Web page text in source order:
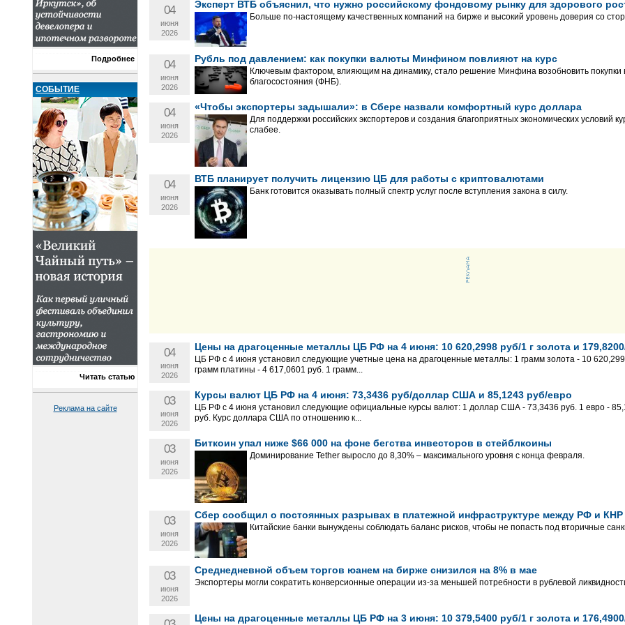
Подробнее
СОБЫТИЕ
Читать статью
Реклама на сайте
04
июня
2026
Эксперт ВТБ объяснил, что нужно российскому фондовому рынку для здорового
Больше по-настоящему качественных компаний на бирже и высокий уровень доверия со
04
июня
2026
Рубль под давлением: как покупки валюты Минфином повлияют на курс
Ключевым фактором, влияющим на динамику, стало решение Минфина возобновить
благосостояния (ФНБ).
04
июня
2026
«Чтобы экспортеры задышали»: в Сбере назвали комфортный курс доллара
Для поддержки российских экспортеров и создания благоприятных экономических условий
слабее.
04
июня
2026
ВТБ планирует получить лицензию ЦБ для работы с криптовалютами
Банк готовится оказывать полный спектр услуг после вступления закона в силу.
04
июня
2026
Цены на драгоценные металлы ЦБ РФ на 4 июня: 10 620,2998 руб/1 г золота и
ЦБ РФ с 4 июня установил следующие учетные цена на драгоценные металлы: 1 грамм золота - 10
грамм платины - 4 617,0601 руб. 1 грамм...
03
июня
2026
Курсы валют ЦБ РФ на 4 июня: 73,3436 руб/доллар США и 85,1243 руб/евро
ЦБ РФ с 4 июня установил следующие официальные курсы валют: 1 доллар США - 73,3436 руб. 1 евро -
руб. Курс доллара США по отношению к...
03
июня
2026
Биткоин упал ниже $66 000 на фоне бегства инвесторов в стейблкоины
Доминирование Tether выросло до 8,30% – максимального уровня с конца февраля.
03
июня
2026
Сбер сообщил о постоянных разрывах в платежной инфраструктуре между РФ и КНР
Китайские банки вынуждены соблюдать баланс рисков, чтобы не попасть под вторичные
03
июня
2026
Среднедневной объем торгов юанем на бирже снизился на 8% в мае
Экспортеры могли сократить конверсионные операции из-за меньшей потребности в рублевой
Цены на драгоценные металлы ЦБ РФ на 3 июня: 10 379,5400 руб/1 г золота и